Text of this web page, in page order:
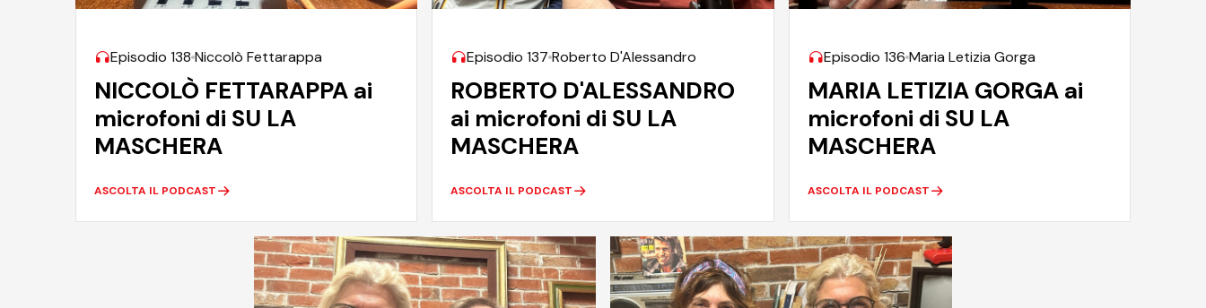
Episodio 138 Niccolò Fettarappa
NICCOLÒ FETTARAPPA ai
microfoni di SU LA
MASCHERA
ASCOLTA IL PODCAST
Episodio 137Roberto D'Alessandro
ROBERTO D'ALESSANDRO
ai microfoni di SU LA
MASCHERA
ASCOLTA IL PODCAST
Episodio 136 Maria Letizia Gorga
MARIA LETIZIA GORGA ai
microfoni di SU LA
MASCHERA
ASCOLTA IL PODCAST